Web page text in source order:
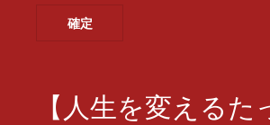
【人生を変えるた